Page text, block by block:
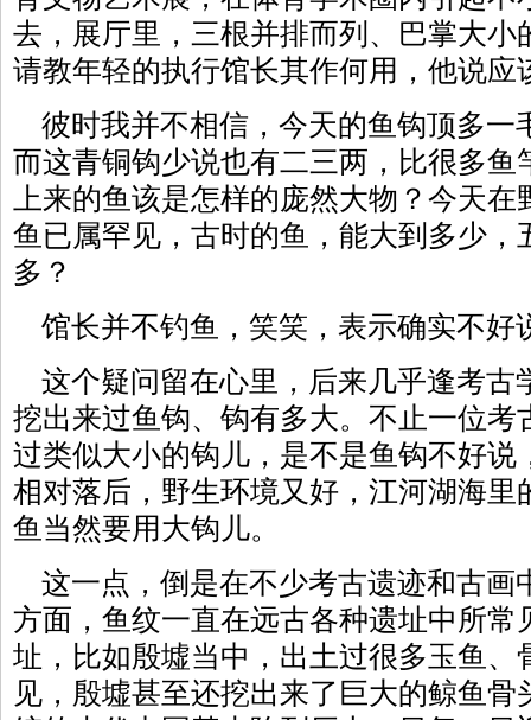
去，展厅里，三根并排而列、巴掌大小
请教年轻的执行馆长其作何用，他说应
彼时我并不相信，今天的鱼钩顶多一
而这青铜钩少说也有二三两，比很多鱼
上来的鱼该是怎样的庞然大物？今天
鱼已属罕见，古时的鱼，能大到多少，
多？
馆长并不钓鱼，笑笑，表示确实不好
这个疑问留在心里，后来几乎逢考古
挖出来过鱼钩、钩有多大。不止一位考
过类似大小的钩儿，是不是鱼钩不好说
相对落后，野生环境又好，江河湖海里
鱼当然要用大钩儿。
这一点，倒是在不少考古遗迹和古画
方面，鱼纹一直在远古各种遗址中所常
址，比如殷墟当中，出土过很多玉鱼、
见，殷墟甚至还挖出来了巨大的鲸鱼